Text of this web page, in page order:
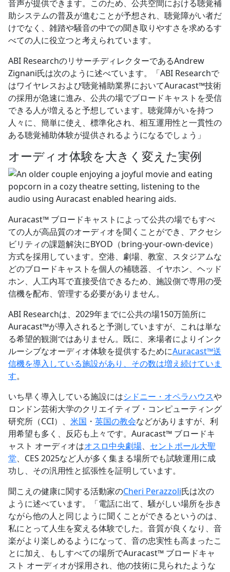
音声が提供できます。このため、公共空間における聴覚補
助システムの普及が進むことが予想され、聴覚障がい者だ
けでなく、雑踏や騒音の中での聞き取りやすさを求めるす
べての人に役立つと考えられています。
ABI ResearchのリサーチディレクターであるAndrew
Zignani氏は次のように述べています。「ABI Researchで
はワイヤレスおよび聴覚補助業界においてAuracast™技術
の採用が急速に進み、公共の場でブロードキャストを受信
できる人が増えると予想しています。聴覚障がいを持つ
人々に、簡単に使え、標準化され、相互運用性と一貫性の
ある聴覚補助体験が提供されるようになるでしょう」
オーディオ体験を大きく変えた実例
Auracast™ ブロードキャストによって公共の場でもすべ
ての人が高品質のオーディオを聞くことができ、アクセシ
ビリティの課題解決にBYOD（bring-your-own-device）
方式を採用しています。空港、劇場、教室、スタジアムな
どのブロードキャストを個人の補聴器、イヤホン、ヘッド
ホン、人工内耳で直接受信できるため、施設側で専用の受
信機を配布、管理する必要がありません。
ABI Researchは、2029年までに公共の場150万箇所に
Auracast™が導入されると予測していますが、これは単な
る希望的観測ではありません。既に、来場者によりインク
ルーシブなオーディオ体験を提供するためにAuracast™送
信機を導入している施設があり、その数は増え続けていま
す。
いち早く導入している施設にはシドニー・オペラハウスや
ロンドン芸術大学のクリエイティブ・コンピューティング
研究所（CCI）、 米国 ・ 英国の教会などがありますが、利
用希望も多く、反応も上々です。Auracast™ ブロードキ
ャスト オーディオはオスロ中央劇場、 セントポール大聖
堂、CES 2025など人が多く集まる場所でも試験運用に成
功し、その汎用性と拡張性を証明しています。
聞こえの健康に関する活動家のCheri Perazzoli氏は次の
ように述べています。「電話に出て、騒がしい場所を歩き
ながら他の人と同じように聞くことができるというのは、
私にとって人生を変える体験でした。音質が良くなり、音
楽がより楽しめるようになって、音の忠実性も高まったこ
とに加え、もしすべての場所でAuracast™ ブロードキャ
スト オーディオが採用され、他の技術に見られたような